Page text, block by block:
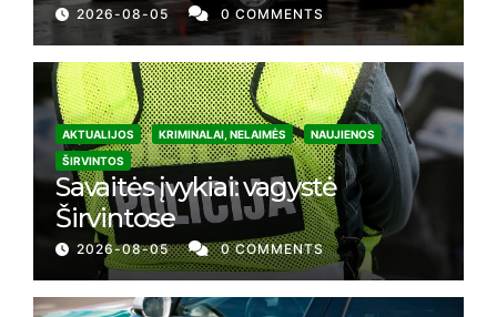
2026-08-05 0 COMMENTS
AKTUALIJOS KRIMINALAI, NELAIMĖS
NAUJIENOS
ŠIRVINTOS
Savaitės įvykiai: vagystė
Širvintose
2026-08-05 0 COMMENTS